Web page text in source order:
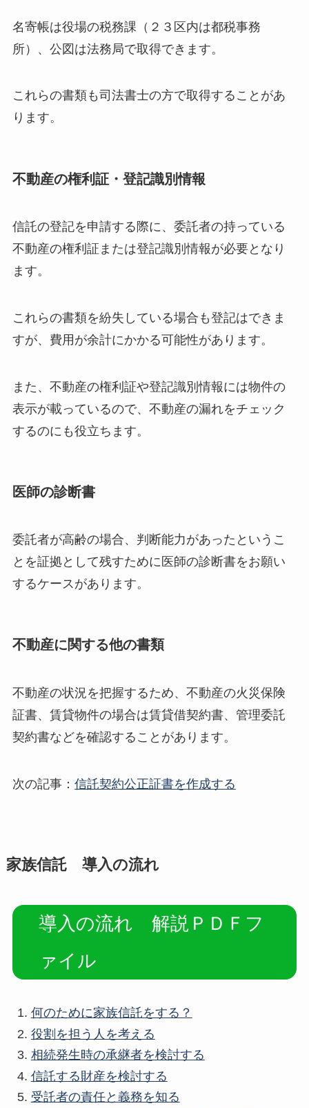
名寄帳は役場の税務課（２３区内は都税事務
所）、公図は法務局で取得できます。
これらの書類も司法書士の方で取得することがあ
ります。
不動産の権利証・登記識別情報
信託の登記を申請する際に、委託者の持っている
不動産の権利証または登記識別情報が必要となり
ます。
これらの書類を紛失している場合も登記はできま
すが、費用が余計にかかる可能性があります。
また、不動産の権利証や登記識別情報には物件の
表示が載っているので、不動産の漏れをチェック
するのにも役立ちます。
医師の診断書
委託者が高齢の場合、判断能力があったというこ
とを証拠として残すために医師の診断書をお願い
するケースがあります。
不動産に関する他の書類
不動産の状況を把握するため、不動産の火災保険
証書、賃貸物件の場合は賃貸借契約書、管理委託
契約書などを確認することがあります。
次の記事： 信託契約公正証書を作成する
家族信託 導入の流れ
導入の流れ 解説ＰＤＦフ
ァイル
何のために家族信託をする？
役割を担う人を考える
相続発生時の承継者を検討する
信託する財産を検討する
受託者の責任と義務を知る